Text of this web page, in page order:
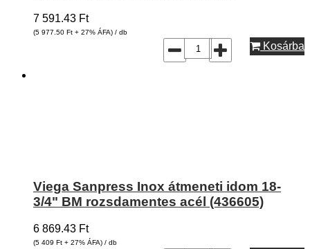
7 591.43 Ft
(5 977.50 Ft + 27% ÁFA) / db
Kosárba
Viega Sanpress Inox átmeneti idom 18-
3/4" BM rozsdamentes acél (436605)
6 869.43 Ft
(5 409 Ft + 27% ÁFA) / db